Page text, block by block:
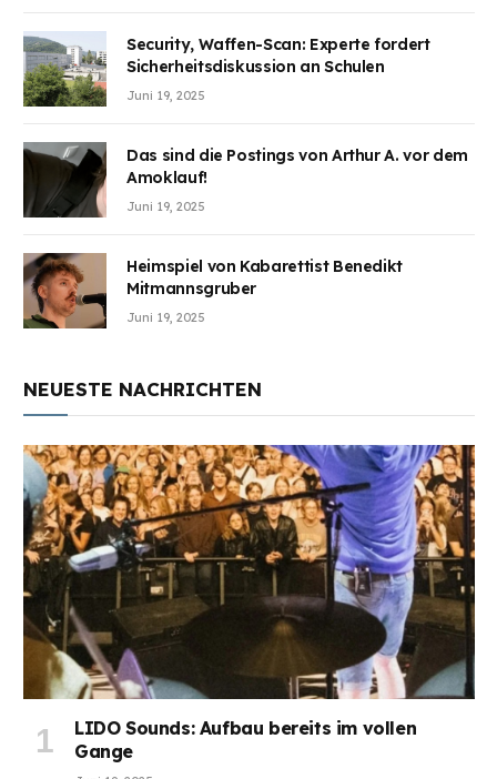
Security, Waffen-Scan: Experte fordert
Sicherheitsdiskussion an Schulen
Juni 19, 2025
Das sind die Postings von Arthur A. vor dem
Amoklauf!
Juni 19, 2025
Heimspiel von Kabarettist Benedikt
Mitmannsgruber
Juni 19, 2025
NEUESTE NACHRICHTEN
LIDO Sounds: Aufbau bereits im vollen
Gange